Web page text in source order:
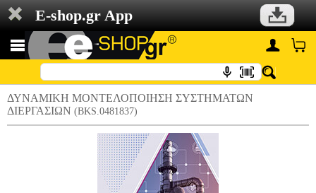
E-shop.gr App
ΔΥΝΑΜΙΚΗ ΜΟΝΤΕΛΟΠΟΙΗΣΗ ΣΥΣΤΗΜΑΤΩΝ
ΔΙΕΡΓΑΣΙΩΝ (BKS.0481837)